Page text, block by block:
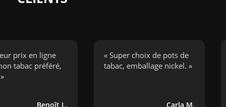
en ligne
préféré,
Benoît L.
« Super choix de pots de
tabac, emballage nickel. »
Carla M.